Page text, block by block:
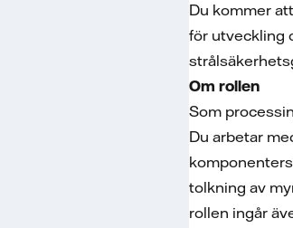
Du kommer
för utveckling
Om rollen
Som
Du arbetar
tolkning av
rollen ingår